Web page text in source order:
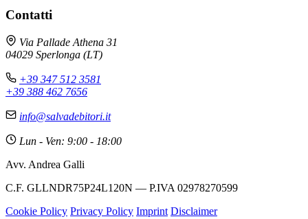
Contatti
Via Pallade Athena 31
04029 Sperlonga (LT)
+39 347 512 3581
+39 388 462 7656
info@salvadebitori.it
Lun - Ven: 9:00 - 18:00
Avv. Andrea Galli
C.F. GLLNDR75P24L120N — P.IVA 02978270599
Cookie Policy Privacy Policy Imprint Disclaimer